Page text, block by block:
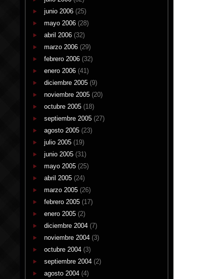
junio 2006 (25)
mayo 2006 (28)
abril 2006 (32)
marzo 2006 (29)
febrero 2006 (32)
enero 2006 (41)
diciembre 2005 (9)
noviembre 2005 (20)
octubre 2005 (18)
septiembre 2005 (27)
agosto 2005 (23)
julio 2005 (19)
junio 2005 (31)
mayo 2005 (25)
abril 2005 (24)
marzo 2005 (26)
febrero 2005 (17)
enero 2005 (2)
diciembre 2004 (7)
noviembre 2004 (3)
octubre 2004 (3)
septiembre 2004 (2)
agosto 2004 (4)